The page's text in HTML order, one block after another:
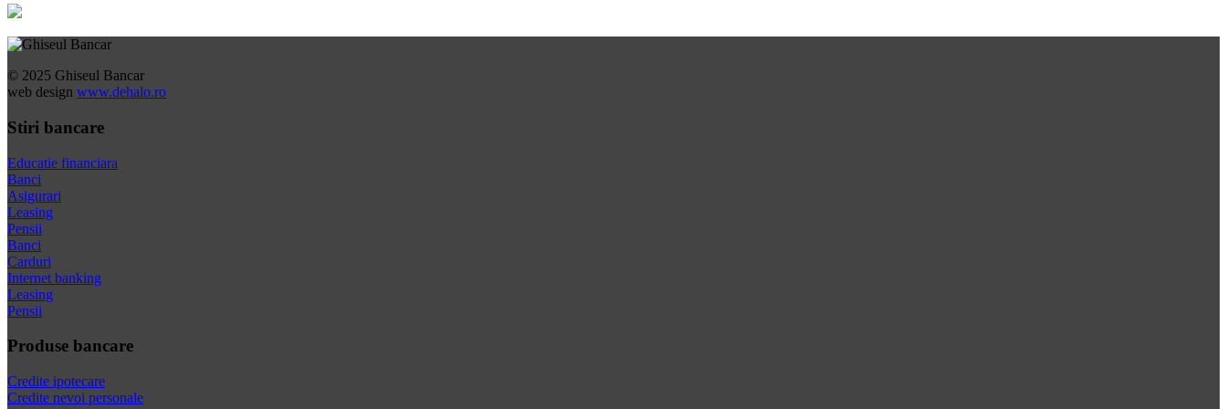
© 2025 Ghiseul Bancar
web design www.dehalo.ro
Stiri bancare
Educatie financiara
Banci
Asigurari
Leasing
Pensii
Banci
Carduri
Internet banking
Leasing
Pensii
Produse bancare
Credite ipotecare
Credite nevoi personale